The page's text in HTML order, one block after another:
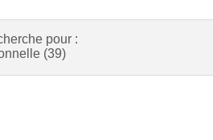
pour :
(39)